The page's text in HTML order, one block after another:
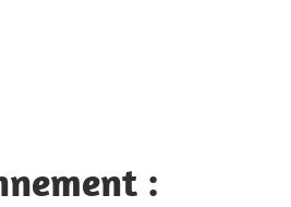
: